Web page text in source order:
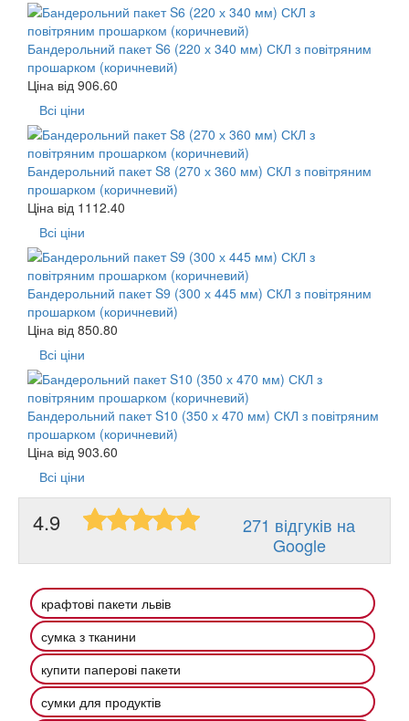
Бандерольний пакет S6 (220 х 340 мм) СКЛ з повітряним
прошарком (коричневий)
Ціна від 906.60
Всі ціни
Бандерольний пакет S8 (270 х 360 мм) СКЛ з повітряним
прошарком (коричневий)
Ціна від 1112.40
Всі ціни
Бандерольний пакет S9 (300 х 445 мм) СКЛ з повітряним
прошарком (коричневий)
Ціна від 850.80
Всі ціни
Бандерольний пакет S10 (350 х 470 мм) СКЛ з повітряним
прошарком (коричневий)
Ціна від 903.60
Всі ціни
4.9
271 відгуків на
Google
крафтові пакети львів
сумка з тканини
купити паперові пакети
сумки для продуктів